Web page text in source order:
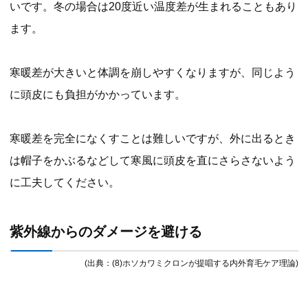
いです。冬の場合は20度近い温度差が生まれることもあり
ます。
寒暖差が大きいと体調を崩しやすくなりますが、同じよう
に頭皮にも負担がかかっています。
寒暖差を完全になくすことは難しいですが、外に出るとき
は帽子をかぶるなどして寒風に頭皮を直にさらさないよう
に工夫してください。
紫外線からのダメージを避ける
(出典：(8)ホソカワミクロンが提唱する内外育毛ケア理論)